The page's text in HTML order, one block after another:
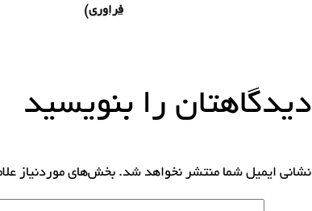
فراوری)
دیدگاهتان را بنویسید
نشانی ایمیل شما منتشر نخواهد شد. بخش‌های موردنیاز